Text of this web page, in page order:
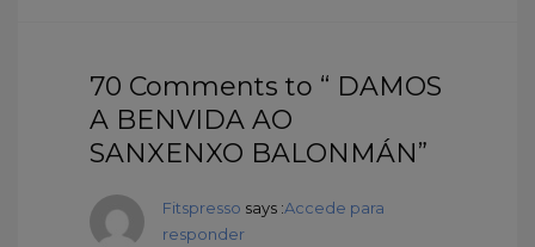
70 Comments to “ DAMOS
A BENVIDA AO
SANXENXO BALONMÁN”
Fitspresso says :Accede para
responder